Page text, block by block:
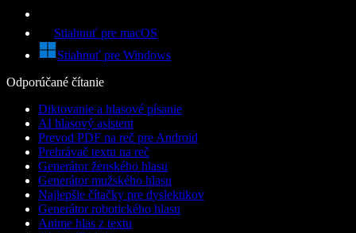
Stiahnuť pre macOS
Stiahnuť pre Windows
Odporúčané čítanie
Diktovanie a hlasové písanie
AI hlasový asistent
Prevod PDF na reč pre Android
Prehrávač textu na reč
Generátor ženského hlasu
Generátor mužského hlasu
Najlepšie čítačky pre dyslektikov
Generátor robotického hlasu
Anime hlas z textu